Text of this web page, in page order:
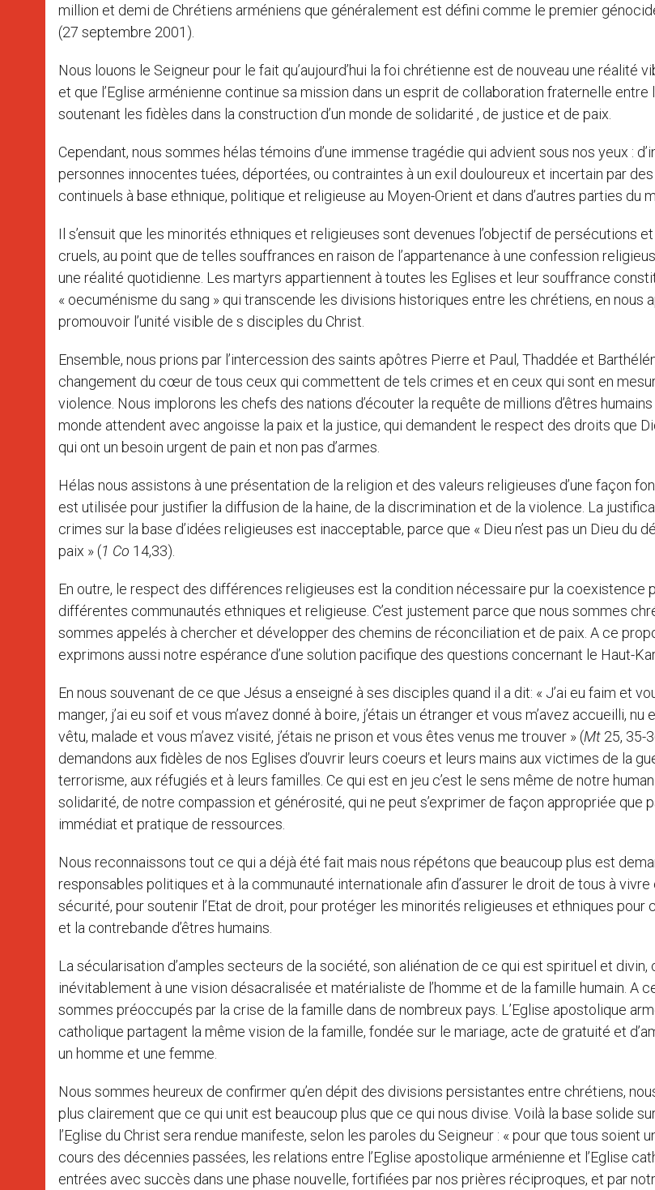
million et demi de Chrétiens arméniens que généralement est défini comme le premier
(27 septembre 2001).
Nous louons le Seigneur pour le fait qu’aujourd’hui la foi chrétienne est de nouveau une réalité
et que l’Eglise arménienne continue sa mission dans un esprit de collaboration fraternelle entre
soutenant les fidèles dans la construction d’un monde de solidarité , de justice et de paix.
Cependant, nous sommes hélas témoins d’une immense tragédie qui advient sous nos yeux :
personnes innocentes tuées, déportées, ou contraintes à un exil douloureux et incertain par
continuels à base ethnique, politique et religieuse au Moyen-Orient et dans d’autres parties du
Il s’ensuit que les minorités ethniques et religieuses sont devenues l’objectif de persécutions
cruels, au point que de telles souffrances en raison de l’appartenance à une confession
une réalité quotidienne. Les martyrs appartiennent à toutes les Eglises et leur souffrance
« oecuménisme du sang » qui transcende les divisions historiques entre les chrétiens, en nous
promouvoir l’unité visible de s disciples du Christ.
Ensemble, nous prions par l’intercession des saints apôtres Pierre et Paul, Thaddée et
changement du cœur de tous ceux qui commettent de tels crimes et en ceux qui sont en
violence. Nous implorons les chefs des nations d’écouter la requête de millions d’êtres
monde attendent avec angoisse la paix et la justice, qui demandent le respect des droits que
qui ont un besoin urgent de pain et non pas d’armes.
Hélas nous assistons à une présentation de la religion et des valeurs religieuses d’une façon
est utilisée pour justifier la diffusion de la haine, de la discrimination et de la violence. La
crimes sur la base d’idées religieuses est inacceptable, parce que « Dieu n’est pas un Dieu du
paix » (1 Co 14,33).
En outre, le respect des différences religieuses est la condition nécessaire pur la coexistence
différentes communautés ethniques et religieuse. C’est justement parce que nous sommes
sommes appelés à chercher et développer des chemins de réconciliation et de paix. A ce
exprimons aussi notre espérance d’une solution pacifique des questions concernant le Haut-
En nous souvenant de ce que Jésus a enseigné à ses disciples quand il a dit: « J’ai eu faim et
manger, j’ai eu soif et vous m’avez donné à boire, j’étais un étranger et vous m’avez accueilli, nu
vêtu, malade et vous m’avez visité, j’étais ne prison et vous êtes venus me trouver » (Mt 25, 35-
demandons aux fidèles de nos Eglises d’ouvrir leurs coeurs et leurs mains aux victimes de la
terrorisme, aux réfugiés et à leurs familles. Ce qui est en jeu c’est le sens même de notre
solidarité, de notre compassion et générosité, qui ne peut s’exprimer de façon appropriée que
immédiat et pratique de ressources.
Nous reconnaissons tout ce qui a déjà été fait mais nous répétons que beaucoup plus est
responsables politiques et à la communauté internationale afin d’assurer le droit de tous à vivre
sécurité, pour soutenir l’Etat de droit, pour protéger les minorités religieuses et ethniques pour
et la contrebande d’êtres humains.
La sécularisation d’amples secteurs de la société, son aliénation de ce qui est spirituel et divin,
inévitablement à une vision désacralisée et matérialiste de l’homme et de la famille humain. A
sommes préoccupés par la crise de la famille dans de nombreux pays. L’Eglise apostolique
catholique partagent la même vision de la famille, fondée sur le mariage, acte de gratuité et
un homme et une femme.
Nous sommes heureux de confirmer qu’en dépit des divisions persistantes entre chrétiens,
plus clairement que ce qui unit est beaucoup plus que ce qui nous divise. Voilà la base solide
l’Eglise du Christ sera rendue manifeste, selon les paroles du Seigneur : « pour que tous soient
cours des décennies passées, les relations entre l’Eglise apostolique arménienne et l’Eglise
entrées avec succès dans une phase nouvelle, fortifiées par nos prières réciproques, et par